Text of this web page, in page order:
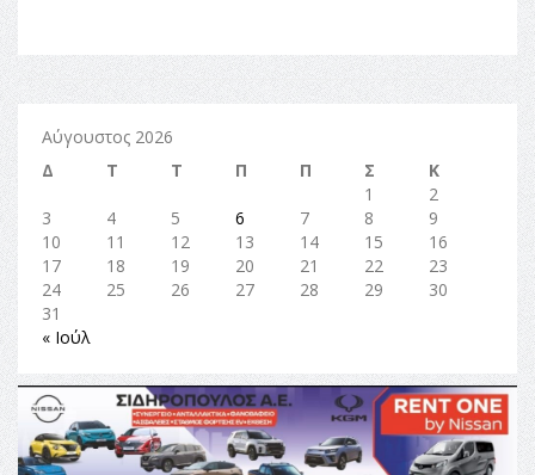
Αύγουστος 2026
Δ
Τ Τ Π Π Σ
Κ
1
2
3
4 5 6 7 8
9
10
11 12 13 14 15
16
17
18 19 20 21 22
23
24
25 26 27 28 29
30
31
« Ιούλ